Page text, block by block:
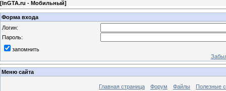
[InGTA.ru - Мобильный]
Форма входа
Логин:
Пароль:
запомнить
Меню сайта
Главная страница Форум Файлы Полезные